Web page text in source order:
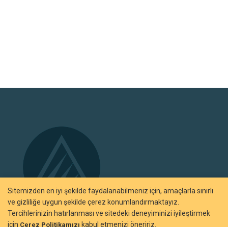
BIZI TANIYIN
Sitemizden en iyi şekilde faydalanabilmeniz için, amaçlarla sınırlı
ve gizliliğe uygun şekilde çerez konumlandırmaktayız.
Tercihlerinizin hatırlanması ve sitedeki deneyiminizi iyileştirmek
için Çerez Politikamızı kabul etmenizi öneririz.